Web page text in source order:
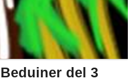
del 3